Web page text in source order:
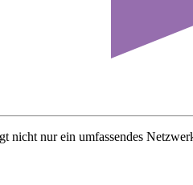
nicht nur ein umfassendes